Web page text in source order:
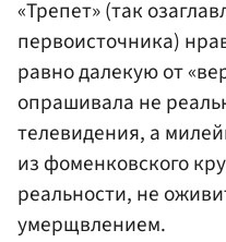
«Трепет» (так
первоисточника)
равно далекую от
опрашивала не
телевидения, а
из фоменковского
реальности, не
умерщвлением.